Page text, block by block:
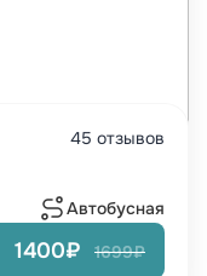
45 отзывов
Автобусная
1400₽ 1699₽